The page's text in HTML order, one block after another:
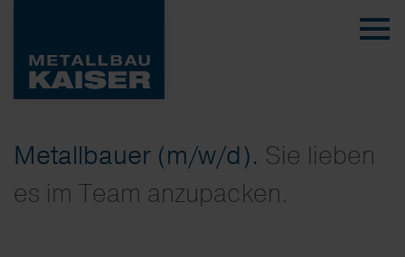
Metallbauer (m/w/d). Sie lieben
es im Team anzupacken.